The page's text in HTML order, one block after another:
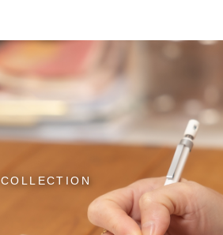
COLLECTION